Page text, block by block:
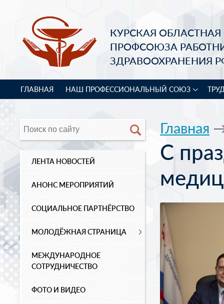
КУРСКАЯ
ПРОФСОЮЗА
ЗДРАВООХРАНЕНИЯ
ГЛАВНАЯ НАШ ПРОФЕССИОНАЛЬНЫЙ СОЮЗ
ЛЕНТА НОВОСТЕЙ
АНОНС МЕРОПРИЯТИЙ
СОЦИАЛЬНОЕ ПАРТНЁРСТВО
МОЛОДЁЖНАЯ СТРАНИЦА
МЕЖДУНАРОДНОЕ
СОТРУДНИЧЕСТВО
ФОТО И ВИДЕО
Главная
С